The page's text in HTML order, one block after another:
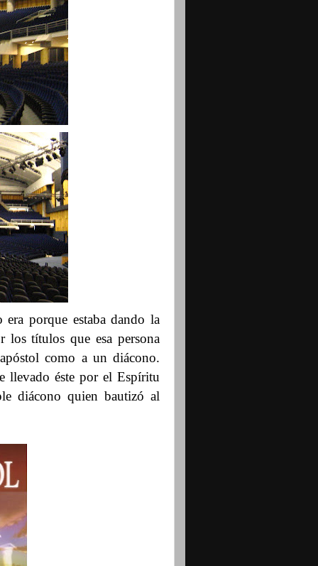
porque estaba dando la
títulos que esa persona
como a un diácono.
llevado éste por el Espíritu
diácono quien bautizó al